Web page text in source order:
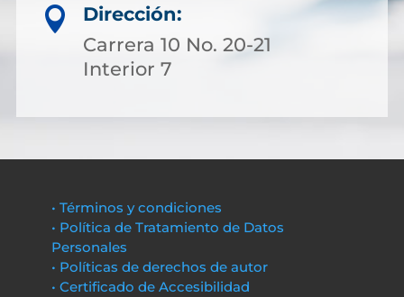

Dirección:
Carrera 10 No. 20-21
Interior 7
• Términos y condiciones
• Política de Tratamiento de Datos
Personales
• Políticas de derechos de autor
• Certificado de Accesibilidad